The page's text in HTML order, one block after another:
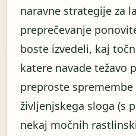
naravne strategije za
preprečevanje
boste izvedeli, kaj
katere navade težavo
preproste
življenjskega sloga (s
nekaj močnih